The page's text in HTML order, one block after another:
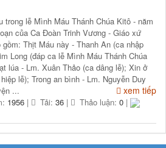
trong lễ Mình Máu Thánh Chúa Kitô - năm
của Ca Đoàn Trinh Vương - Giáo xứ
Thịt Máu này - Thanh An (ca nhập
Long (đáp ca lễ Mình Máu Thánh Chúa
lúa - Lm. Xuân Thảo (ca dâng lễ); Xin ở
lễ); Trong an bình - Lm. Nguyễn Duy
...
xem tiếp
1956 | Tải: 36 | Thảo luận: 0 |